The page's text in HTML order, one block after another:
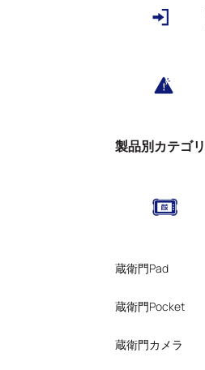
製品別カテゴ
蔵衛門Pad
蔵衛門Pocket
蔵衛門カメラ